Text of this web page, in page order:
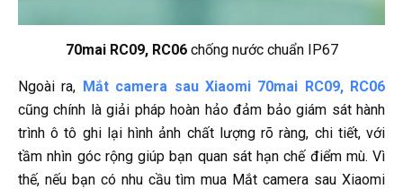
70mai RC09, RC06chống nước chuẩn IP67
Ngoài ra, Mắt camera sau Xiaomi 70mai RC09, RC06
cũng chính là giải pháp hoàn hảo đảm bảo giám sát hành
trình ô tô ghi lại hình ảnh chất lượng rõ ràng, chi tiết, với
tầm nhìn góc rộng giúp bạn quan sát hạn chế điểm mù. Vì
thế, nếu bạn có nhu cầu tìm mua Mắt camera sau Xiaomi